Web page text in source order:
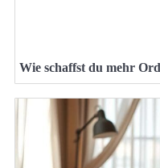
Wie schaffst du mehr